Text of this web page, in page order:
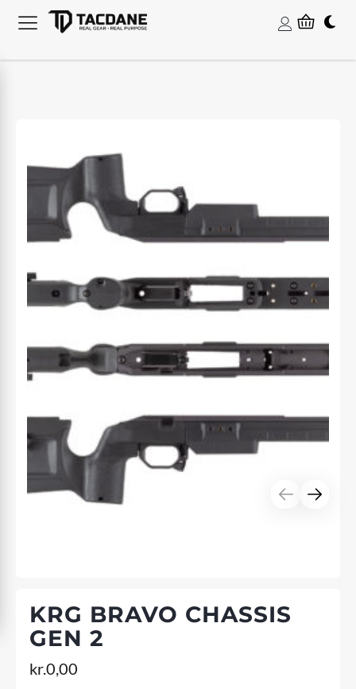
KRG BRAVO CHASSIS
GEN 2
kr.0,00